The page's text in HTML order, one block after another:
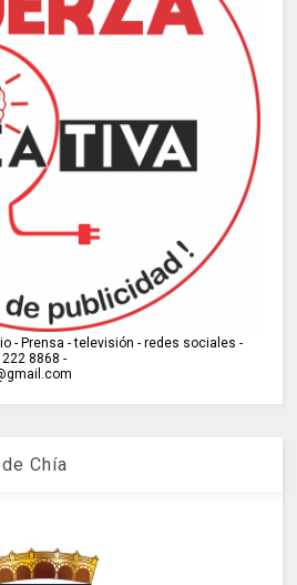
- Prensa - televisión - redes sociales -
8868 -
Chía